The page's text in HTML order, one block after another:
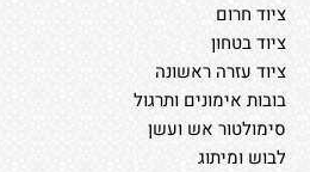
ציוד חרום
ציוד בטחון
ציוד עזרה ראשונה
בובות אימונים ותרגול
סימולטור אש ועשן
לבוש ומיתוג